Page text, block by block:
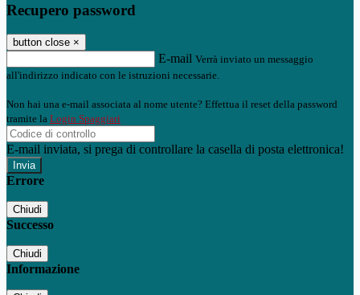
Recupero password
button close ×
E-mail Verrà inviato un messaggio
all'indirizzo indicato con le istruzioni necessarie.
Non hai una e-mail associata al nome utente? Effettua il reset della password
tramite la Login Spaggiari
E-mail inviata, si prega di controllare la casella di posta elettronica!
Errore
Chiudi
Successo
Chiudi
Informazione